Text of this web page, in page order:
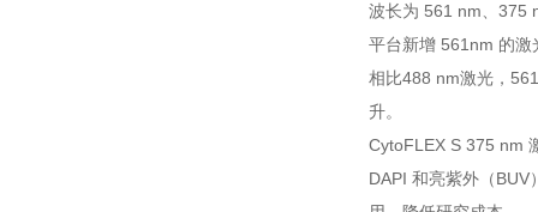
波长为 561 nm、375
平台新增 561nm 的激
相比488 nm激光，
升。
CytoFLEX S 375 nm
DAPI 和亮紫外（